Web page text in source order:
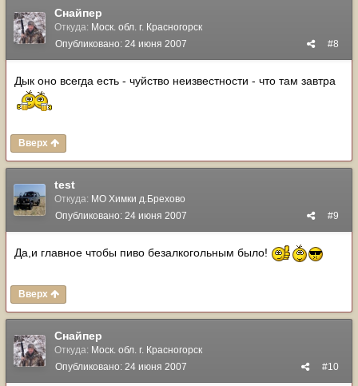
Снайпер
Откуда: Моск. обл. г. Красногорск
#8
Опубликовано: 24 июня 2007
Дык оно всегда есть - чуйство неизвестности - что там завтра
Вверх
test
Откуда: МО Химки д.Брехово
#9
Опубликовано: 24 июня 2007
Да,и главное чтобы пиво безалкогольным было!
Вверх
Снайпер
Откуда: Моск. обл. г. Красногорск
#10
Опубликовано: 24 июня 2007